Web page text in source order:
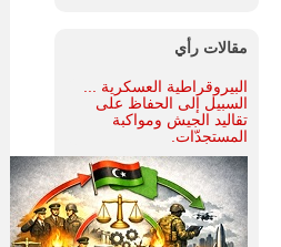
مقالات رأي
البيروقراطية العسكرية ...
السبيل إلى الحفاظ على
تقاليد الجيش ومواكبة
المستجدّات.